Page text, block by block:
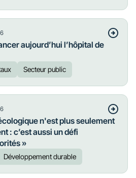
aujourd’hui l’hôpital de
Secteur public
n'est plus seulement
: c’est aussi un défi
»
Développement durable